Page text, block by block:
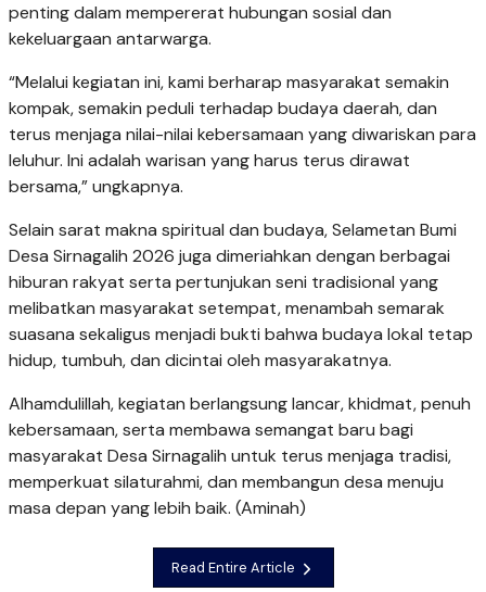
penting dalam mempererat hubungan sosial dan
kekeluargaan antarwarga.
“Melalui kegiatan ini, kami berharap masyarakat semakin
kompak, semakin peduli terhadap budaya daerah, dan
terus menjaga nilai-nilai kebersamaan yang diwariskan para
leluhur. Ini adalah warisan yang harus terus dirawat
bersama,” ungkapnya.
Selain sarat makna spiritual dan budaya, Selametan Bumi
Desa Sirnagalih 2026 juga dimeriahkan dengan berbagai
hiburan rakyat serta pertunjukan seni tradisional yang
melibatkan masyarakat setempat, menambah semarak
suasana sekaligus menjadi bukti bahwa budaya lokal tetap
hidup, tumbuh, dan dicintai oleh masyarakatnya.
Alhamdulillah, kegiatan berlangsung lancar, khidmat, penuh
kebersamaan, serta membawa semangat baru bagi
masyarakat Desa Sirnagalih untuk terus menjaga tradisi,
memperkuat silaturahmi, dan membangun desa menuju
masa depan yang lebih baik. (Aminah)
Read Entire Article